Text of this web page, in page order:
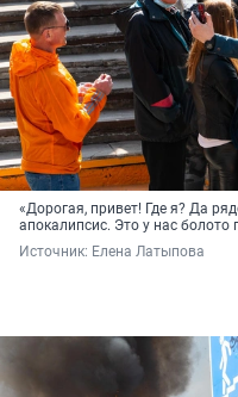
«Дорогая, привет! Где я? Да
апокалипсис. Это у нас болото
Источник: Елена Латыпова